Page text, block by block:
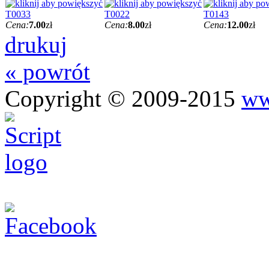
T0033
Cena:7.00zł
T0022
Cena:8.00zł
T0143
Cena:12.00zł
drukuj
« powrót
Copyright © 2009-2015